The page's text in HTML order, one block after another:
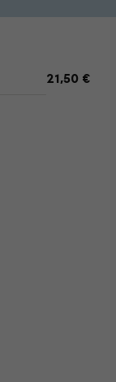
21,50 €